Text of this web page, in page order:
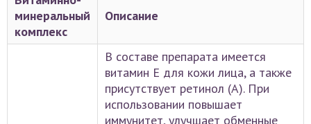
минеральный
комплекс
Описание
В составе препарата имеется
витамин Е для кожи лица, а также
присутствует ретинол (А). При
использовании повышает
иммунитет, улучшает обменные